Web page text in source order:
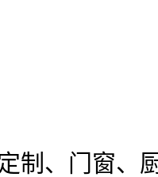
制、门窗、厨